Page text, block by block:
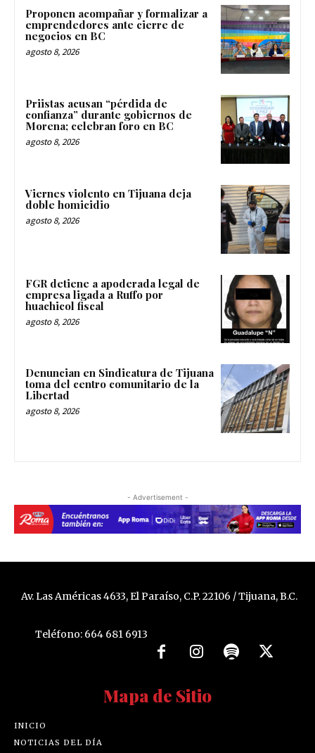
Proponen acompañar y formalizar a
emprendedores ante cierre de
negocios en BC
agosto 8, 2026
Priistas acusan “pérdida de
confianza” durante gobiernos de
Morena; celebran foro en BC
agosto 8, 2026
Viernes violento en Tijuana deja
doble homicidio
agosto 8, 2026
FGR detiene a apoderada legal de
empresa ligada a Ruffo por
huachicol fiscal
agosto 8, 2026
Denuncian en Sindicatura de Tijuana
toma del centro comunitario de la
Libertad
agosto 8, 2026
- Advertisement -
Av. Las Américas 4633, El Paraíso, C.P. 22106 / Tijuana, B.C.
Teléfono: 664 681 6913
Mapa de Sitio
INICIO
NOTICIAS DEL DÍA